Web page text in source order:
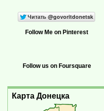
Follow Me on Pinterest
Follow us on Foursquare
Карта Донецка